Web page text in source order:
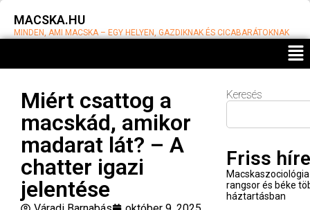
MACSKA.HU
MINDEN, AMI MACSKA – EGY HELYEN, GAZDIKNAK ÉS CICABARÁTOKNAK
Miért csattog a
macskád, amikor
madarat lát? – A
chatter igazi
jelentése
Keresés
Friss
rangsor és béke
háztartásban